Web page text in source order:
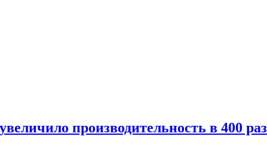
производительность в 400 раз